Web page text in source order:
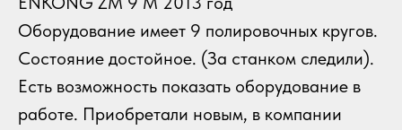
Оборудование имеет 9 полировочных кругов.
Состояние достойное. (За станком следили).
Есть возможность показать оборудование в
работе. Приобретали новым, в компании